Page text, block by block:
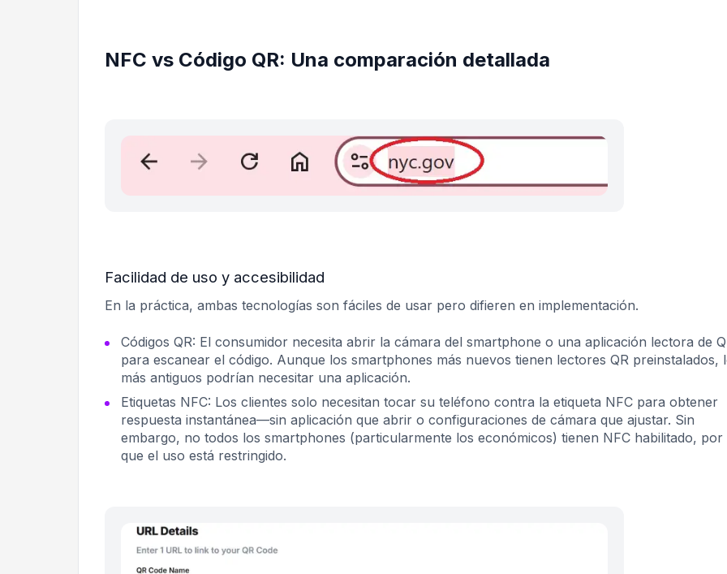
NFC vs Código QR: Una comparación detallada
Facilidad de uso y accesibilidad
En la práctica, ambas tecnologías son fáciles de usar pero difieren en implementación.
Códigos QR: El consumidor necesita abrir la cámara del smartphone o una aplicación lectora de
para escanear el código. Aunque los smartphones más nuevos tienen lectores QR preinstalados,
más antiguos podrían necesitar una aplicación.
Etiquetas NFC: Los clientes solo necesitan tocar su teléfono contra la etiqueta NFC para obtener
respuesta instantánea—sin aplicación que abrir o configuraciones de cámara que ajustar. Sin
embargo, no todos los smartphones (particularmente los económicos) tienen NFC habilitado, por
que el uso está restringido.